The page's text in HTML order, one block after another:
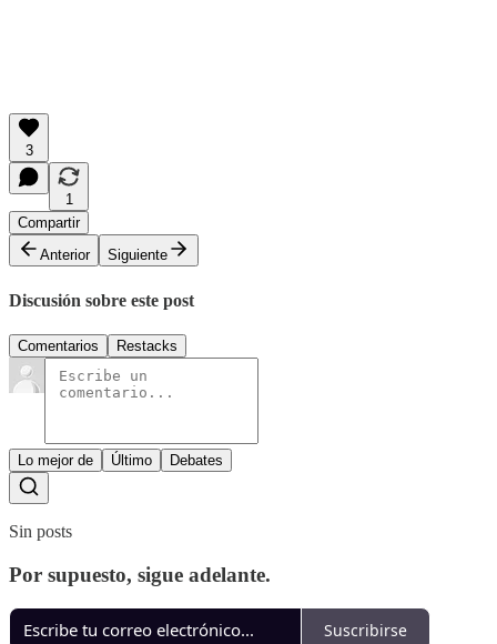
3
1
Compartir
Anterior
Siguiente
Discusión sobre este post
Comentarios Restacks
Lo mejor de Último Debates
Sin posts
Por supuesto, sigue adelante.
Suscribirse